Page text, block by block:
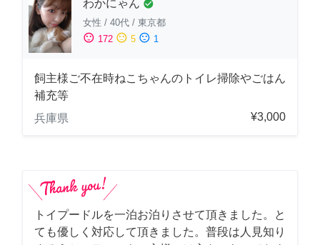
わかにゃん check_circle
女性 / 40代 / 東京都
sentiment_satisfied 172 sentiment_neutral 5 sentiment_dissatisfied 1
飼主様ご不在時ねこちゃんのトイレ掃除やごはん
補充等
兵庫県
¥3,000
トイプードルを一泊お泊りさせて頂きました。と
ても優しく対応して頂きました。普段は人見知り